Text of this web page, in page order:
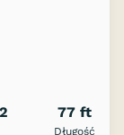
77 ft
Długość